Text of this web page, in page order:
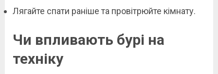
Лягайте спати раніше та провітрюйте кімнату.
Чи впливають бурі на
техніку